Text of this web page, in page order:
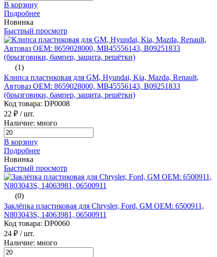
В корзину
Подробнее
Новинка
Быстрый просмотр
(1)
Клипса пластиковая для GM, Hyundai, Kia, Mazda, Renault,
Автоваз ОЕМ: 8659028000, MB45556143, B09251833
(брызговики, бампер, защита, решётки)
Код товара: DP0008
22 ₽ / шт.
Наличие: много
В корзину
Подробнее
Новинка
Быстрый просмотр
(0)
Заклёпка пластиковая для Chrysler, Ford, GM ОЕМ: 6500911,
N803043S, 14063981, 06500911
Код товара: DP0060
24 ₽ / шт.
Наличие: много